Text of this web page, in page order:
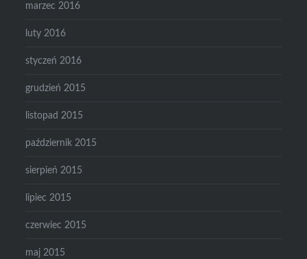
marzec 2016
luty 2016
styczeń 2016
grudzień 2015
listopad 2015
październik 2015
sierpień 2015
lipiec 2015
czerwiec 2015
maj 2015